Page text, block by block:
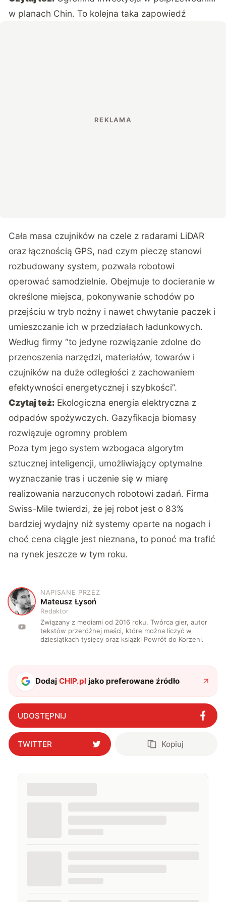
w planach Chin. To kolejna taka zapowiedź
Cała masa czujników na czele z radarami LiDAR
oraz łącznością GPS, nad czym pieczę stanowi
rozbudowany system, pozwala robotowi
operować samodzielnie. Obejmuje to docieranie w
określone miejsca, pokonywanie schodów po
przejściu w tryb nożny i nawet chwytanie paczek i
umieszczanie ich w przedziałach ładunkowych.
Według firmy “to jedyne rozwiązanie zdolne do
przenoszenia narzędzi, materiałów, towarów i
czujników na duże odległości z zachowaniem
efektywności energetycznej i szybkości”.
Czytaj też: Ekologiczna energia elektryczna z
odpadów spożywczych. Gazyfikacja biomasy
rozwiązuje ogromny problem
Poza tym jego system wzbogaca algorytm
sztucznej inteligencji, umożliwiający optymalne
wyznaczanie tras i uczenie się w miarę
realizowania narzuconych robotowi zadań. Firma
Swiss-Mile twierdzi, że jej robot jest o 83%
bardziej wydajny niż systemy oparte na nogach i
choć cena ciągle jest nieznana, to ponoć ma trafić
na rynek jeszcze w tym roku.
M
NAPISANE PRZEZ
Mateusz Łysoń
Redaktor
Związany z mediami od 2016 roku. Twórca gier, autor
tekstów przeróżnej maści, które można liczyć w
dziesiątkach tysięcy oraz książki Powrót do Korzeni.
DodajCHIP.pl jako preferowane źródło
UDOSTĘPNIJ
TWITTER Kopiuj